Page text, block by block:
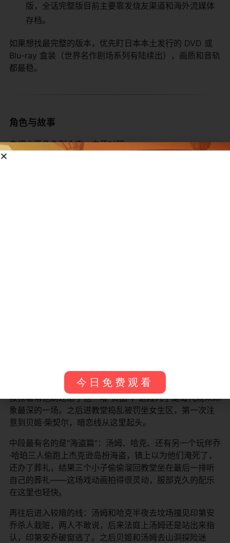
版，全话完整版目前主要靠发烧友渠道和海外流媒体
存档。
如果想找最完整的版本，优先盯日本本土发行的 DVD 或
Blu-ray 盒装（世界名作剧场系列有陆续出），画质和音轨
都最稳。
角色与故事
先把主要角色列个表，方便对照：
故事主线沿着马克·吐温原著的骨架走，但篇幅拉得很开。
开篇是汤姆被波丽姨妈罚刷栅栏，结果靠小聪明让一群小
孩抢着帮他刷还给了他一堆"贡品"，这段几乎是每代观众印
象最深的一场。之后进教堂捣乱被罚坐女生区，第一次注
意到贝姬·柴契尔，暗恋线从这里起头。
中段最有名的是"海盗篇"：汤姆、哈克、还有另一个玩伴乔
·哈珀三人偷跑上杰克逊岛扮海盗，镇上以为他们淹死了，
还办了葬礼，结果三个小子偷偷溜回教堂坐在最后一排听
自己的葬礼——这场戏动画拍得很灵动，服部克久的配乐
在这里也轻快。
再往后进入较暗的线：汤姆和哈克半夜去坟场撞见印第安
乔杀人栽赃，两人不敢说，后来法庭上汤姆还是站出来指
认，印第安乔破窗逃了。之后贝姬和汤姆去山洞探险迷
今日免费观看